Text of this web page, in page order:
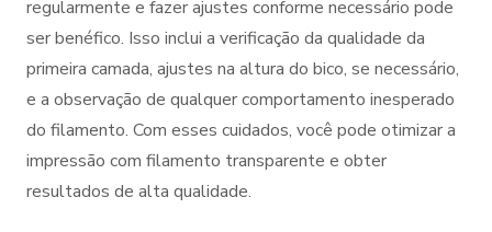
regularmente e fazer ajustes conforme necessário pode
ser benéfico. Isso inclui a verificação da qualidade da
primeira camada, ajustes na altura do bico, se necessário,
e a observação de qualquer comportamento inesperado
do filamento. Com esses cuidados, você pode otimizar a
impressão com filamento transparente e obter
resultados de alta qualidade.